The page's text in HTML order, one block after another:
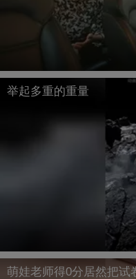
举起多重的重量
萌娃老师得0分居然把试